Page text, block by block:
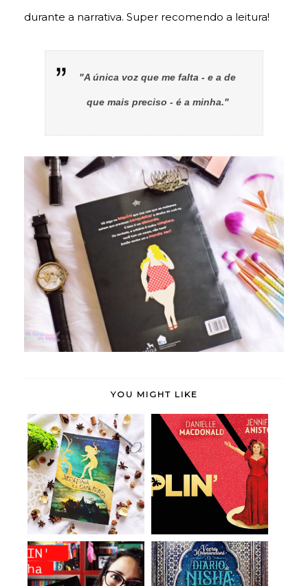
durante a narrativa. Super recomendo a leitura!
"A única voz que me falta - e a de
que mais preciso - é a minha."
YOU MIGHT LIKE
Serafina e a Capa
Preta - Robert Be...
Dumplin' (2018)
(Filme)